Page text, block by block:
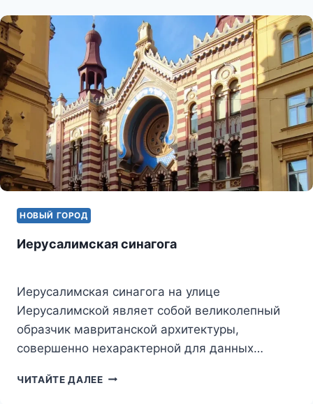
НОВЫЙ ГОРОД
Иерусалимская синагога
Иерусалимская синагога на улице
Иерусалимской являет собой великолепный
образчик мавританской архитектуры,
совершенно нехарактерной для данных…
ЧИТАЙТЕ ДАЛЕЕИЕРУСАЛИМСКАЯ